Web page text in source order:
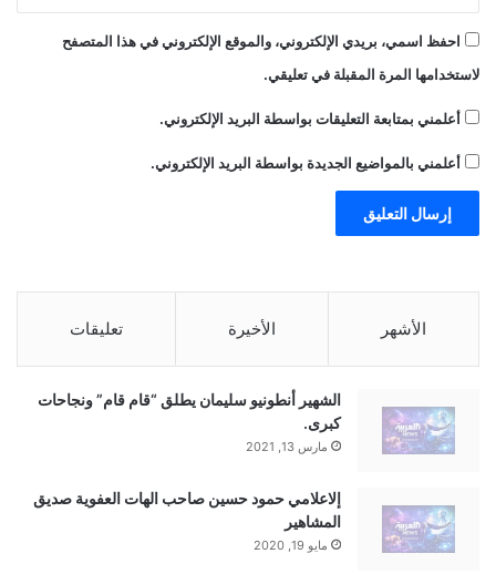
2030.
وفي شهر مارس من عام 2020، تأسست
الهيئة السعودية للسياحة، التي تعمل على إبراز
ويتضمن ذلك تطوير المنتجات السياحية مع
القطاع الخاص، والإشراف على حملاتها
احفظ اسمي، بريدي الإلكتروني، والموقع الإلكتروني في هذا المتصفح
لاستخدامها المرة المقبلة في تعليقي.
أعلمني بمتابعة التعليقات بواسطة البريد الإلكتروني.
أعلمني بالمواضيع الجديدة بواسطة البريد الإلكتروني.
الأشهر الأخيرة تعليقات
الشهير أنطونيو سليمان يطلق “قام قام” ونجاحات
كبرى.
مارس 13, 2021
إلاعلامي حمود حسين صاحب الهات العفوية صديق
المشاهير
مايو 19, 2020